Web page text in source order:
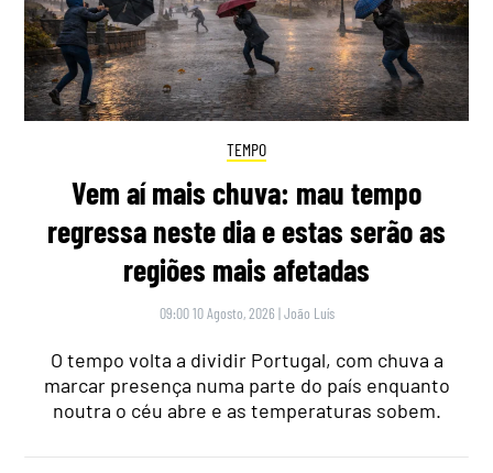
TEMPO
Vem aí mais chuva: mau tempo
regressa neste dia e estas serão as
regiões mais afetadas
09:00 10 Agosto, 2026 |João Luís
O tempo volta a dividir Portugal, com chuva a
marcar presença numa parte do país enquanto
noutra o céu abre e as temperaturas sobem.